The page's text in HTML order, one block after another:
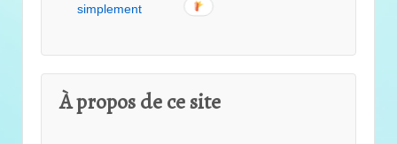
simplement
À propos de ce site